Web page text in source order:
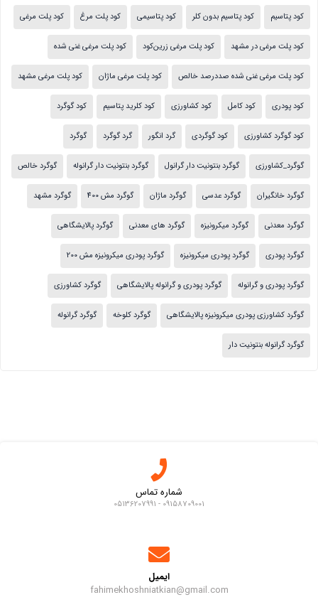
کود پتاسیم کود پتاسیم بدون کلر کود پتاسیمی کود پلت مرغ کود پلت مرغی
کود پلت مرغی در مشهد کود پلت مرغی زرین‌کود کود پلت مرغی غنی شده
کود پلت مرغی غنی شده صددرصد خالص کود پلت مرغی ماژان کود پلت مرغی مشهد
کود پودری کود کامل کود کشاورزی کود کلرید پتاسیم کود گوگرد
کود گوگرد کشاورزی کود گوگردی گرد انگور گرد گوگرد گوگرد
گوگرد_کشاورزی گوگرد بنتونیت دار گرانول گوگرد بنتونیت دار گرانوله گوگرد خالص
گوگرد خانگیران گوگرد عدسی گوگرد ماژان گوگرد مش 400 گوگرد مشهد
گوگرد معدنی گوگرد میکرونیزه گوگرد های معدنی گوگرد پالایشگاهی
گوگرد پودری گوگرد پودری میکرونیزه گوگرد پودری میکرونیزه مش 200
گوگرد پودری و گرانوله گوگرد پودری و گرانوله پالایشگاهی گوگرد کشاورزی
گوگرد کشاورزی پودری میکرونیزه پالایشگاهی گوگرد کلوخه گوگرد گرانوله
گوگرد گرانوله بنتونیت دار
شماره تماس
09158709001 - 05136207991
ایمیل
fahimekhoshniatkian@gmail.com